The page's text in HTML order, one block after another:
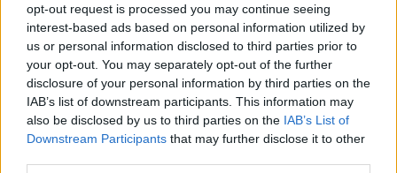
opt-out request is processed you may continue seeing
interest-based ads based on personal information utilized by
us or personal information disclosed to third parties prior to
your opt-out. You may separately opt-out of the further
disclosure of your personal information by third parties on the
IAB’s list of downstream participants. This information may
also be disclosed by us to third parties on the IAB’s List of
Downstream Participants that may further disclose it to other
Il Monastir riparte dai pilastri Masia, Pinna e
Aloia, il primo acquisto è Loru
7 Ago 2026
Latte Dolce, che rivoluzione: addio a 23
giocatori della scorsa stagione
9 Ago 2024